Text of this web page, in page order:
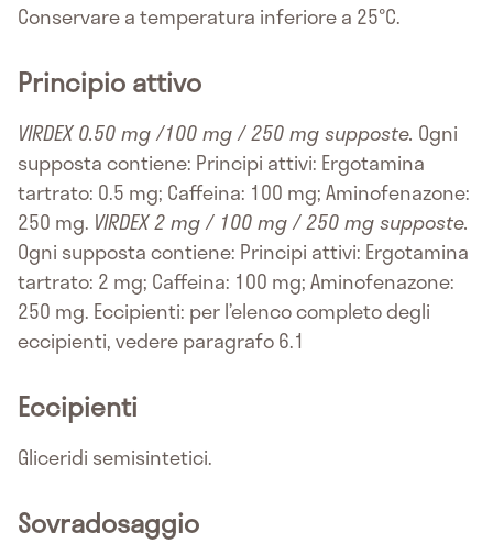
Conservare a temperatura inferiore a 25°C.
Principio attivo
VIRDEX 0.50 mg /100 mg / 250 mg supposte. Ogni
supposta contiene: Principi attivi: Ergotamina
tartrato: 0.5 mg; Caffeina: 100 mg; Aminofenazone:
250 mg. VIRDEX 2 mg / 100 mg / 250 mg supposte.
Ogni supposta contiene: Principi attivi: Ergotamina
tartrato: 2 mg; Caffeina: 100 mg; Aminofenazone:
250 mg. Eccipienti: per l’elenco completo degli
eccipienti, vedere paragrafo 6.1
Eccipienti
Gliceridi semisintetici.
Sovradosaggio